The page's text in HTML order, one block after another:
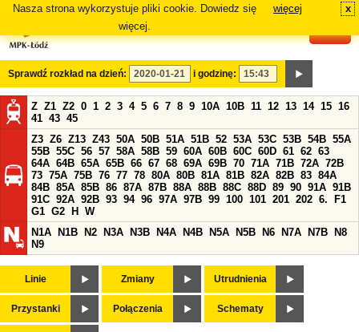
Nasza strona wykorzystuje pliki cookie. Dowiedz się
więcej.
więcej x
Sprawdź rozkład na dzień: i godzinę:
Z Z1 Z2 0 1 2 3 4 5 6 7 8 9 10A 10B 11 12 13 14 15 16
41 43 45
Z3 Z6 Z13 Z43 50A 50B 51A 51B 52 53A 53C 53B 54B 55A
55B 55C 56 57 58A 58B 59 60A 60B 60C 60D 61 62 63
64A 64B 65A 65B 66 67 68 69A 69B 70 71A 71B 72A 72B
73 75A 75B 76 77 78 80A 80B 81A 81B 82A 82B 83 84A
84B 85A 85B 86 87A 87B 88A 88B 88C 88D 89 90 91A 91B
91C 92A 92B 93 94 96 97A 97B 99 100 101 201 202 6.
F1
G1 G2 H
W
N1A
N1B N2 N3A N3B N4A N4B N5A N5B N6 N7A N7B
N8
N9
Linie Zmiany Utrudnienia
Przystanki Połączenia Schematy